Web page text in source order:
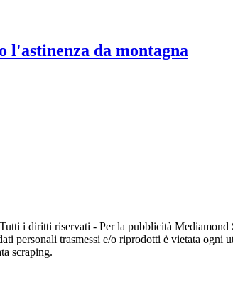
l'astinenza da montagna
i diritti riservati - Per la pubblicità
personali trasmessi e/o riprodotti è vietata ogni
scraping.